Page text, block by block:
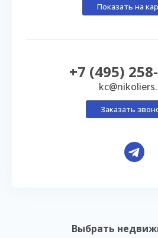
Выбрать
Показать на
+7 (495)
Заказать